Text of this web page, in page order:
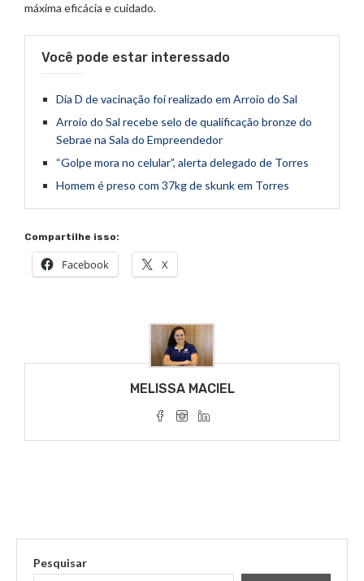
máxima eficácia e cuidado.
Você pode estar interessado
Dia D de vacinação foi realizado em Arroio do Sal
Arroio do Sal recebe selo de qualificação bronze do
Sebrae na Sala do Empreendedor
“Golpe mora no celular”, alerta delegado de Torres
Homem é preso com 37kg de skunk em Torres
Compartilhe isso:
Facebook X
MELISSA MACIEL
Pesquisar